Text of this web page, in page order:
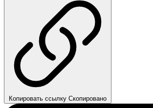
Копировать ссылку Скопировано